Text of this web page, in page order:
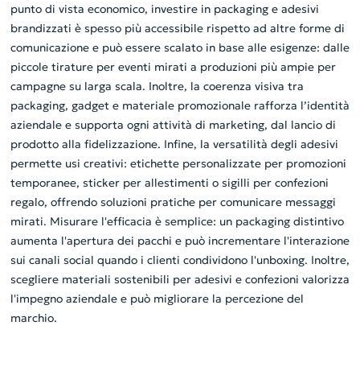
punto di vista economico, investire in packaging e adesivi
brandizzati è spesso più accessibile rispetto ad altre forme di
comunicazione e può essere scalato in base alle esigenze: dalle
piccole tirature per eventi mirati a produzioni più ampie per
campagne su larga scala. Inoltre, la coerenza visiva tra
packaging, gadget e materiale promozionale rafforza l’identità
aziendale e supporta ogni attività di marketing, dal lancio di
prodotto alla fidelizzazione. Infine, la versatilità degli adesivi
permette usi creativi: etichette personalizzate per promozioni
temporanee, sticker per allestimenti o sigilli per confezioni
regalo, offrendo soluzioni pratiche per comunicare messaggi
mirati. Misurare l'efficacia è semplice: un packaging distintivo
aumenta l'apertura dei pacchi e può incrementare l'interazione
sui canali social quando i clienti condividono l'unboxing. Inoltre,
scegliere materiali sostenibili per adesivi e confezioni valorizza
l'impegno aziendale e può migliorare la percezione del
marchio.